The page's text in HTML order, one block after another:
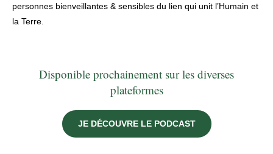
personnes bienveillantes & sensibles du lien qui unit l’Humain et
la Terre.
Disponible prochainement sur les diverses
plateformes
JE DÉCOUVRE LE PODCAST